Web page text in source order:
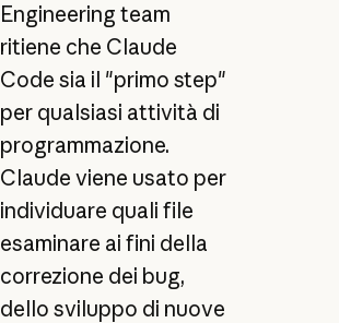
Engineering team
ritiene che Claude
Code sia il "primo step"
per qualsiasi attività di
programmazione.
Claude viene usato per
individuare quali file
esaminare ai fini della
correzione dei bug,
dello sviluppo di nuove